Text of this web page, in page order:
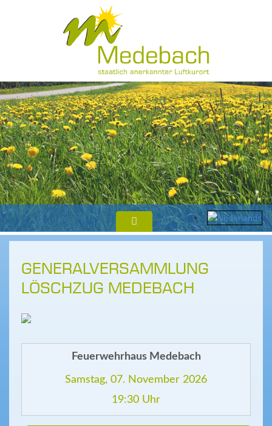
GENERALVERSAMMLUNG
LÖSCHZUG MEDEBACH
Feuerwehrhaus Medebach
Samstag, 07. November 2026
19:30 Uhr